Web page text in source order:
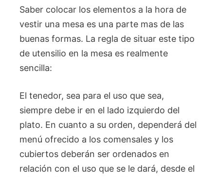
Saber colocar los elementos a la hora de
vestir una mesa es una parte mas de las
buenas formas. La regla de situar este tipo
de utensilio en la mesa es realmente
sencilla:
El tenedor, sea para el uso que sea,
siempre debe ir en el lado izquierdo del
plato. En cuanto a su orden, dependerá del
menú ofrecido a los comensales y los
cubiertos deberán ser ordenados en
relación con el uso que se le dará, desde el